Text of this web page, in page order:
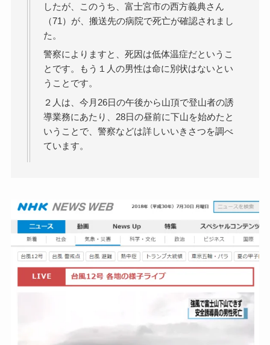
したが、このうち、富士宮市の西方義典さん
（71）が、搬送先の病院で死亡が確認されまし
た。
警察によりますと、死因は低体温症だというこ
とです。もう１人の男性は命に別状はないとい
うことです。
２人は、今月26日の午後から山頂で登山者の誘
導業務にあたり、28日の昼前に下山を始めたと
いうことで、警察などは詳しいいきさつを調べ
ています。